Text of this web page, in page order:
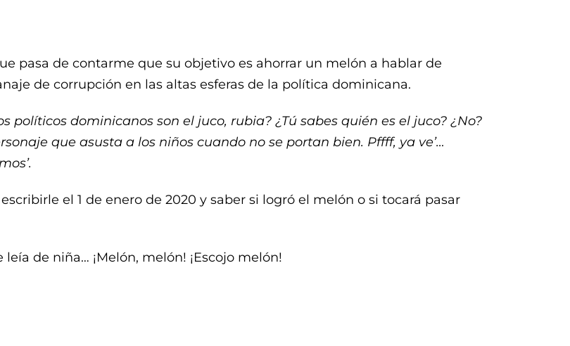
pasa de contarme que su objetivo es ahorrar un melón a hablar de
de corrupción en las altas esferas de la política dominicana.
políticos dominicanos son el juco, rubia? ¿Tú sabes quién es el juco? ¿No?
que asusta a los niños cuando no se portan bien. Pffff, ya ve’…
el 1 de enero de 2020 y saber si logró el melón o si tocará pasar
leía de niña… ¡Melón, melón! ¡Escojo melón!